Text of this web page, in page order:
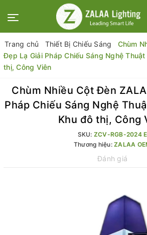
Trang chủ Thiết Bị Chiếu Sáng
Chùm
Đẹp Lạ Giải Pháp Chiếu Sáng Nghệ
thị, Công Viên
Chùm Nhiều Cột Đèn
Pháp Chiếu Sáng Nghệ
Khu đô thị, Công
SKU: ZCV-RGB-2024 E
Thương hiệu: ZALAA
Đánh giá